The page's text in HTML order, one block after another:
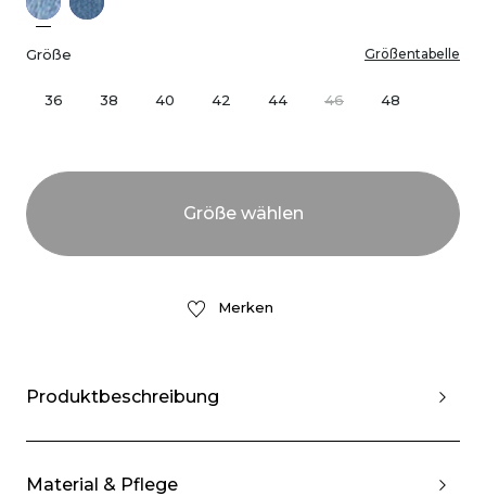
Größe Größentabelle
36 38 40 42 44 46 48
Merken
Produktbeschreibung
Material & Pflege